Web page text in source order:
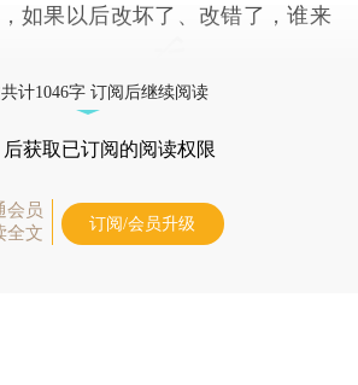
如果以后改坏了、改错了，谁来
计1046字 订阅后继续阅读
后获取已订阅的阅读权限
会员
全文
订阅/会员升级